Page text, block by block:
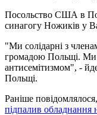
Посольство США в
синагогу Ножиків у
"Ми солідарні з
громадою Польщі. Ми
антисемітизмом", -
Польщі.
Раніше
підпалив обладнання